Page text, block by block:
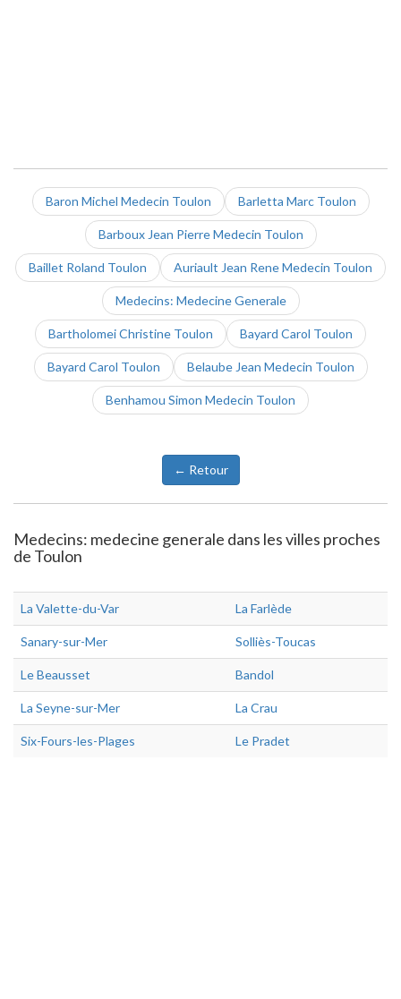
Baron Michel Medecin Toulon Barletta Marc Toulon
Barboux Jean Pierre Medecin Toulon
Baillet Roland Toulon Auriault Jean Rene Medecin Toulon
Medecins: Medecine Generale
Bartholomei Christine Toulon Bayard Carol Toulon
Bayard Carol Toulon Belaube Jean Medecin Toulon
Benhamou Simon Medecin Toulon
← Retour
Medecins: medecine generale dans les villes proches
de Toulon
La Valette-du-Var La Farlède
Sanary-sur-Mer Solliès-Toucas
Le Beausset Bandol
La Seyne-sur-Mer La Crau
Six-Fours-les-Plages Le Pradet